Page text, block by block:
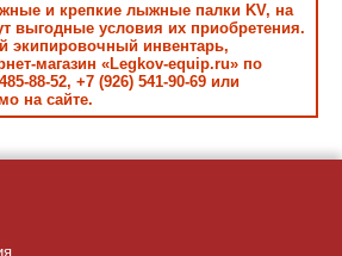
и крепкие лыжные палки KV, на
выгодные условия их приобретения.
экипировочный инвентарь,
магазин «Legkov-equip.ru» по
88-52, +7 (926) 541-90-69 или
на сайте.